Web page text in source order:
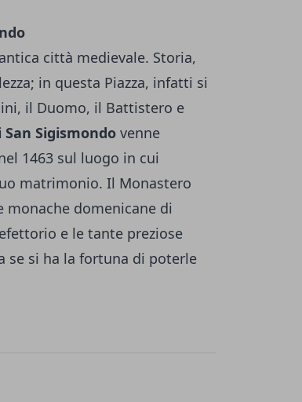
città medievale. Storia,
in questa Piazza, infatti si
il Duomo, il Battistero e
San Sigismondo venne
1463 sul luogo in cui
matrimonio. Il Monastero
monache domenicane di
e le tante preziose
se si ha la fortuna di poterle